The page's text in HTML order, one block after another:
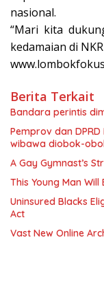
nasional.
“Mari kita
kedamaian di
Berita Terkait
Bandara perintis
Pemprov dan
wibawa diobok-
A Gay Gymnast’s
This Young Man Will
Uninsured Blacks
Act
Vast New Online